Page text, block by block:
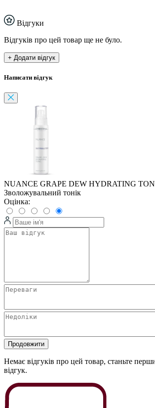
Відгуки
Відгуків про цей товар ще не було.
+ Додати відгук
Написати відгук
NUANCE GRAPE DEW HYDRATING
Зволожувальний тонік
Оцінка:
Продовжити
Немає відгуків про цей товар, станьте
відгук.